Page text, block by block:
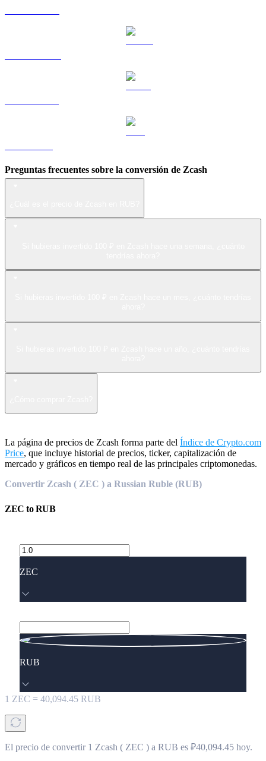
Preguntas frecuentes sobre la conversión de Zcash
La página de precios de Zcash forma parte del Índice de Crypto.com
Price, que incluye historial de precios, ticker, capitalización de
mercado y gráficos en tiempo real de las principales criptomonedas.
Convertir Zcash ( ZEC ) a Russian Ruble (RUB)
ZEC toRUB
ZEC
RUB
1 ZEC = 40,094.45 RUB
El precio de convertir 1 Zcash ( ZEC ) a RUB es ₽40,094.45 hoy.